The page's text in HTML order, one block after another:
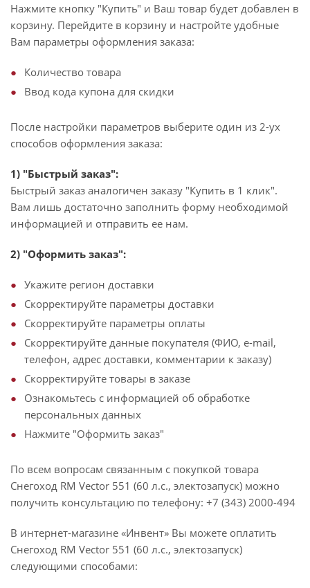
Нажмите кнопку "Купить" и Ваш товар будет добавлен в
корзину. Перейдите в корзину и настройте удобные
Вам параметры оформления заказа:
Количество товара
Ввод кода купона для скидки
После настройки параметров выберите один из 2-ух
способов оформления заказа:
1) "Быстрый заказ":
Быстрый заказ аналогичен заказу "Купить в 1 клик".
Вам лишь достаточно заполнить форму необходимой
информацией и отправить ее нам.
2) "Оформить заказ":
Укажите регион доставки
Скорректируйте параметры доставки
Скорректируйте параметры оплаты
Скорректируйте данные покупателя (ФИО, e-mail,
телефон, адрес доставки, комментарии к заказу)
Скорректируйте товары в заказе
Ознакомьтесь с информацией об обработке
персональных данных
Нажмите "Оформить заказ"
По всем вопросам связанным с покупкой товара
Снегоход RM Vector 551 (60 л.с., электозапуск) можно
получить консультацию по телефону: +7 (343) 2000-494
В интернет-магазине «Инвент» Вы можете оплатить
Снегоход RM Vector 551 (60 л.с., электозапуск)
следующими способами: